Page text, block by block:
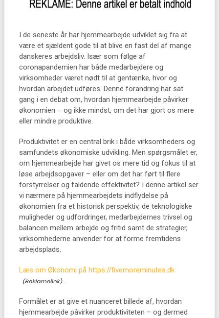
I de seneste år har hjemmearbejde udviklet sig fra at
være et sjældent gode til at blive en fast del af mange
danskeres arbejdsliv. Især som følge af
coronapandemien har både medarbejdere og
virksomheder været nødt til at gentænke, hvor og
hvordan arbejdet udføres. Denne forandring har sat
gang i en debat om, hvordan hjemmearbejde påvirker
økonomien – og ikke mindst, om det har gjort os mere
eller mindre produktive.
Produktivitet er en central brik i både virksomheders og
samfundets økonomiske udvikling. Men spørgsmålet er,
om hjemmearbejde har givet os mere tid og fokus til at
løse arbejdsopgaver – eller om det har ført til flere
forstyrrelser og faldende effektivitet? I denne artikel ser
vi nærmere på hjemmearbejdets indflydelse på
økonomien fra et historisk perspektiv, de teknologiske
muligheder og udfordringer, medarbejdernes trivsel og
balancen mellem arbejde og fritid samt de strategier,
virksomhederne anvender for at forme fremtidens
arbejdsplads.
Læs om Økonomi på https://fivemoreminutes.dk
.
Formålet er at give et nuanceret billede af, hvordan
hjemmearbejde påvirker produktiviteten – og dermed